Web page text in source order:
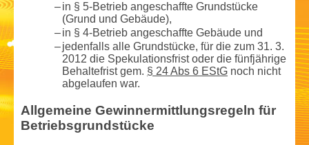
–in § 5-Betrieb angeschaffte Grundstücke
(Grund und Gebäude),
–in § 4-Betrieb angeschaffte Gebäude und
–jedenfalls alle Grundstücke, für die zum 31. 3.
2012 die Spekulationsfrist oder die fünfjährige
Behaltefrist gem. § 24 Abs 6 EStG noch nicht
abgelaufen war.
Allgemeine Gewinn­ermittlungsregeln für
Betriebsgrundstücke